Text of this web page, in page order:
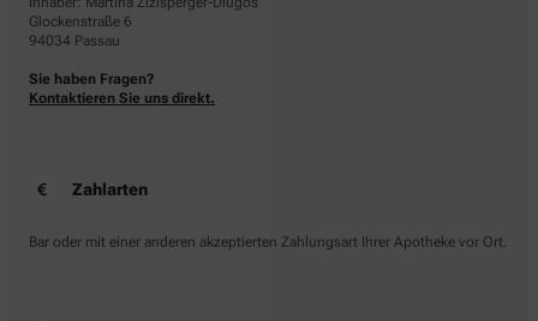
Glockenstraße 6
94034 Passau
Sie haben Fragen?
Kontaktieren Sie uns direkt.
Zahlarten
Bar oder mit einer anderen akzeptierten Zahlungsart Ihrer Apotheke vor Ort.